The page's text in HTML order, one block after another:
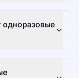
одноразовые